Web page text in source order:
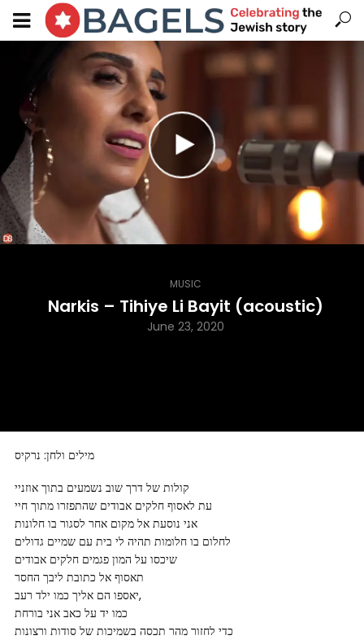
MUSIC
Narkis – Tihiye Li Bayit (acoustic)
June 23, 2020
מילים ולחן: נרקיס
קולות של דרך שוב נשמעים בתוך אוזניי
עת לאסוף חלקים אבודים שהתפזרו מתוך חיי
אני נוסעת אל מקום אחר לסגור בו חלונות
לחלום בו חלומות תהיה לי בית עם שמיים גדולים
שיכסו על המון פגמים חלקים אבודים
תאסוף אל כתובת ליבך החסר
יאספו הם אליך כמו ילד רעב,
כמו יד על כאב אני בורחת
כדי לחזור מהר תכסה בשמיכות של סודות ורצונות